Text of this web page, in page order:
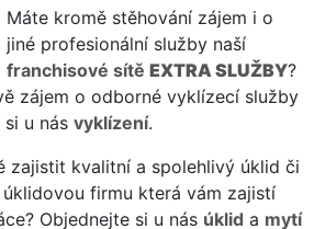
Máte kromě stěhování zájem i o
jiné profesionální služby naší
franchisové sítě EXTRA SLUŽBY?
zájem o odborné vyklízecí služby
u nás vyklízení.
zajistit kvalitní a spolehlivý úklid či
firmu která vám zajistí
Objednejte si u nás úklid a mytí